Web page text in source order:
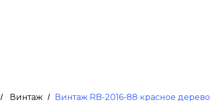
/ Винтаж / Винтаж RB-2016-88 красное дерево